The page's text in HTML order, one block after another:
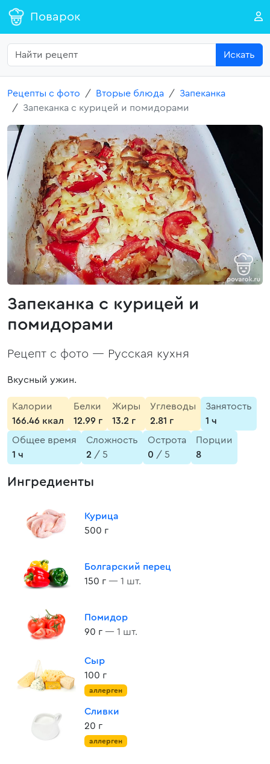
Поварок
Искать
Рецепты с фото Вторые блюда
Запеканка
Запеканка с курицей и помидорами
Запеканка с курицей и
помидорами
Рецепт с фото — Русская кухня
Вкусный ужин.
Калории
166.46 ккал
Белки
12.99 г
Жиры
13.2 г
Углеводы
2.81 г
Занятость
1 ч
Общее время
1 ч
Сложность
2 / 5
Острота
0 / 5
Порции
8
Ингредиенты
Курица
500 г
Болгарский перец
150 г — 1 шт.
Помидор
90 г — 1 шт.
Сыр
100 г
аллерген
Сливки
20 г
аллерген